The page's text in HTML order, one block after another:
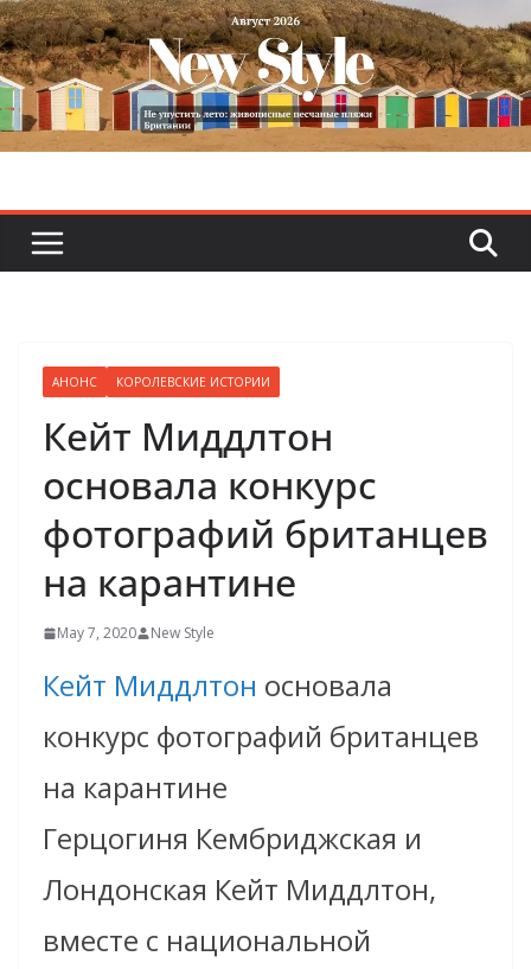
Skip
to
content
АНОНС КОРОЛЕВСКИЕ ИСТОРИИ
Кейт Миддлтон
основала конкурс
фотографий британцев
на карантине
May 7, 2020 New Style
Кейт Миддлтон основала
конкурс фотографий британцев
на карантине
Герцогиня Кембриджская и
Лондонская Кейт Миддлтон,
вместе с национальной